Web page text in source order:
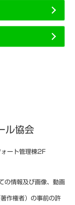
ル協会
ート管理棟2F
の情報及び画像、動画
作権者）の事前の許